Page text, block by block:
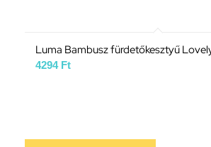
Luma Bambusz fürdetőkesztyű
4294 Ft